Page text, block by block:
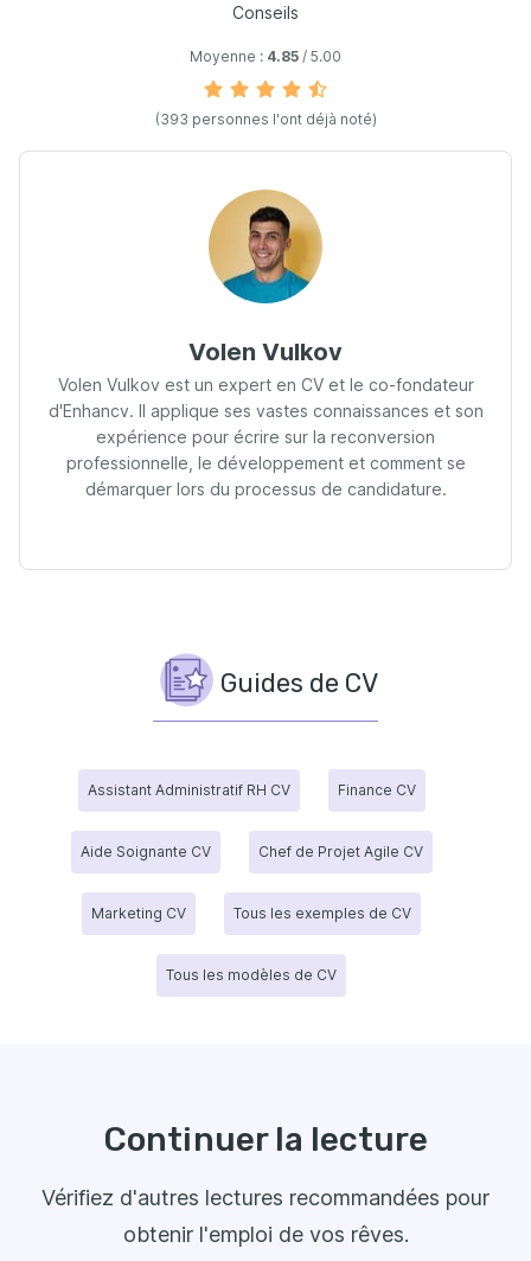
Conseils
Moyenne : 4.85 / 5.00
(393 personnes l'ont déjà noté)
Volen Vulkov
Volen Vulkov est un expert en CV et le co-fondateur
d'Enhancv. Il applique ses vastes connaissances et son
expérience pour écrire sur la reconversion
professionnelle, le développement et comment se
démarquer lors du processus de candidature.
Guides de CV
Assistant Administratif RH CV Finance CV
Aide Soignante CV Chef de Projet Agile CV
Marketing CV Tous les exemples de CV
Tous les modèles de CV
Continuer la lecture
Vérifiez d'autres lectures recommandées pour
obtenir l'emploi de vos rêves.